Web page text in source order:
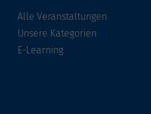
Alle Veranstaltungen
Unsere Kategorien
E-Learning